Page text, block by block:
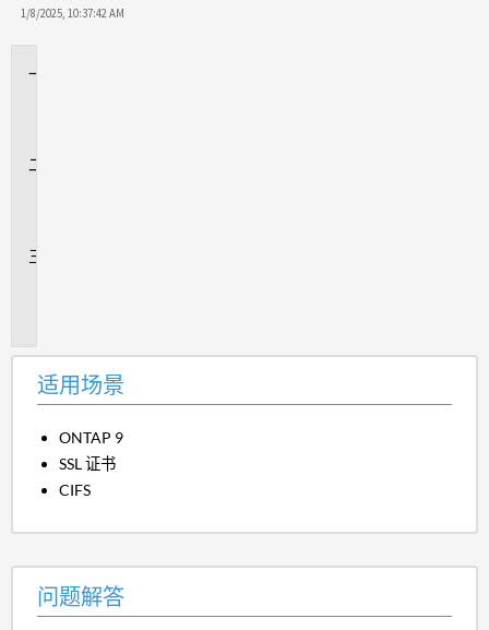
1/8/2025, 10:37:42 AM
适用场景
ONTAP 9
SSL 证书
CIFS
问题解答